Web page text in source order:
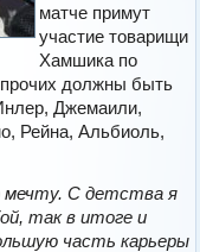
матче примут
участие товарищи
Хамшика по
должны быть
Джемаили,
Рейна, Альбиоль,
мечту. С детства я
так в итоге и
часть карьеры